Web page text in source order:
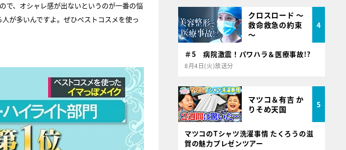
で、オシャレ感が出ないというのが一番の悩
が多いんですよ。ぜひベストコスメを使っ
クロスロード ～
救命救急の約束
～
4
＃5 病院激震！パワハラ＆医療事故!?
8月4日(火)放送分
マツコ＆有吉 か
りそめ天国
5
マツコのTシャツ洗濯事情 たくろうの滋
賀の魅力プレゼンツアー